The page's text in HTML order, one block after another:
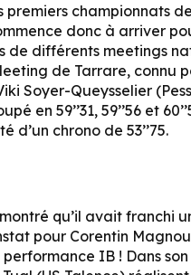
premiers championnats
donc à arriver
de différents meetings
de Tarrare, connu
Soyer-Queysselier
59’’31, 59’’56 et
chrono de 53’’75.
qu’il avait franchi
pour Corentin
performance IB ! Dans